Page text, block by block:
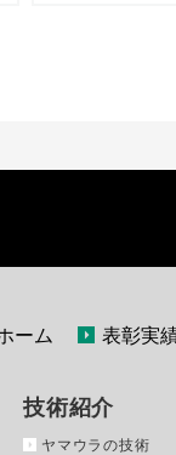
ーム 表彰実
技術紹介
ヤマウラの技術